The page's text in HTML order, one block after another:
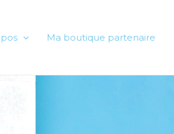
Ma boutique partenaire